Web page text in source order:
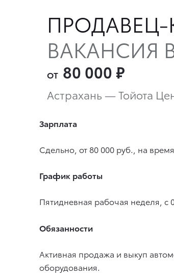
ПРОДАВЕЦ-
ВАКАНСИЯ
ОТ 80 000 ₽
Астрахань — Тойота
Зарплата
Сдельно, от 80 000 руб., на
График работы
Пятидневная рабочая неделя, с
Обязанности
Активная продажа и выкуп
оборудования.